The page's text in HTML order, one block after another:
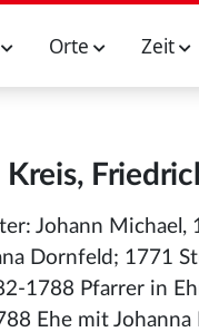
Orte Zeit
Kreis,
Johann
Dornfeld; 1771
1788 Pfarrer in
Ehe mit